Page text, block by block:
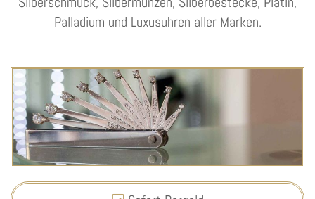
Palladium und Luxusuhren aller Marken.